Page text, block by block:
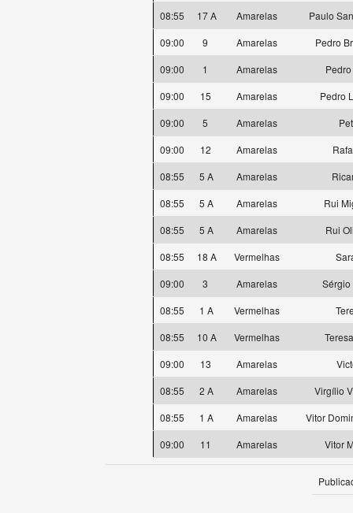
08:55
17 A Amarelas
Paulo
09:00
9 Amarelas
Pedro
09:00
1 Amarelas
09:00
15 Amarelas
Pedro
09:00
5 Amarelas
09:00
12 Amarelas
08:55
5 A Amarelas
08:55
5 A Amarelas
Rui
08:55
5 A Amarelas
Rui
08:55
18 A Vermelhas
09:00
3 Amarelas
Sérgio
08:55
1 A Vermelhas
08:55
10 A Vermelhas
09:00
13 Amarelas
08:55
2 A Amarelas
Virgílio
08:55
1 A Amarelas
Vitor
09:00
11 Amarelas Vitor